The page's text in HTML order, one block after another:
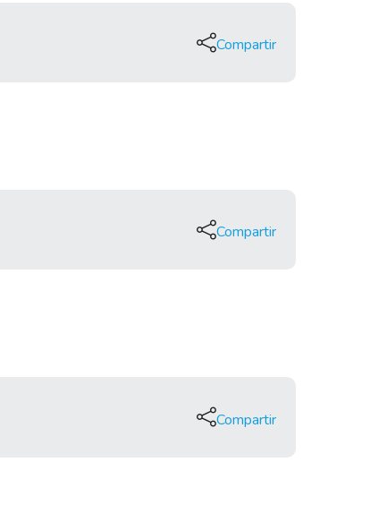
Compartir
Compartir
Compartir